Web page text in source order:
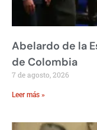
Abelardo de la
de Colombia
7 de agosto, 2026
Leer más »